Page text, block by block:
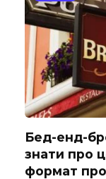
Бед-енд-
знати про
формат